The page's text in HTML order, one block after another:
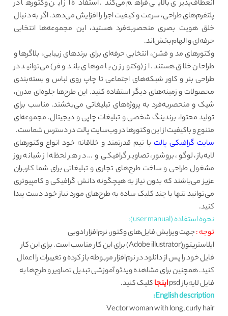
انعطاف‌پذیری بالایی فراهم می‌کند. استفاده از این وکتورها در
پلتفرم‌های طراحی، سرعت و کیفیت اجرا را افزایش می‌دهد. اگر به دنبال
خلق هویت بصری منحصربه‌فرد هستید، این مجموعه‌ها انتخابی
حرفه‌ای و الهام‌بخش‌اند.
وکتورهای مد و فشن، انتخابی حرفه‌ای برای برندهای زیبایی، بلاگرها و
طراحان خلاق هستند. از (وکتور زن با موهای بلند و فر) می‌توانید در
طراحی بنر و کاور شبکه‌های اجتماعی تا چاپ روی لباس و بسته‌بندی
محصولات و زمینه‌های دیگر استفاده کنید. این طرح‌ها جلوه‌ای مدرن،
شیک و منحصربه‌فرد به پروژه‌های تبلیغاتی می‌بخشند. مناسب برای
تولید محتوا، برندینگ شخصی و تبلیغات چاپی و دیجیتال. مجموعه‌ای
متنوع و باکیفیت از این وکتورها در وب‌سایت پالت در دسترس شماست.
سایت گرافیکی پالتبا تیم قدرتمند و خلاقانه خود انواع وکتورهای
لایه‌باز، لوگو، بروشور، تصاویر گرافیکی و … در هر لحظه از شبانه روز
مشغول طراحی و ساخت طرح‌های تجاری و تبلیغاتی برای شما کاربران
عزیز می‌باشند که بدون نیاز به هیچگونه دانش گرافیکی و کامپیوتری
می‌توانید تنها با چند کلیک ساده به طرح‌های مورد نیاز خود دست پیدا
کنید.
نحوه استفاده (user manual):
توجه :جهت ویرایش فایل‌های وکتور، نرم‌افزار ادوبی
ایلاستریتور(Adobe illustrator) برای این کار مناسب است. برای این کار
فایل خود را پس از دانلود در نرم‌افزار مربوطه باز کرده و تغییرات را اعمال
کنید. همچنین برای مشاهده ویدئو آموزشی تبدیل تصاویر و طرح‌ها به
فایل لایه‌باز psd
اینجاکلیک کنید.
English description:
Vector woman with long, curly hair